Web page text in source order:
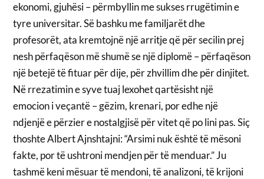
ekonomi, gjuhësi – përmbyllin me sukses rrugëtimin e
tyre universitar. Së bashku me familjarët dhe
profesorët, ata kremtojnë një arritje që për secilin prej
nesh përfaqëson më shumë se një diplomë – përfaqëson
një betejë të fituar për dije, për zhvillim dhe për dinjitet.
Në rrezatimin e syve tuaj lexohet qartësisht një
emocion i veçantë – gëzim, krenari, por edhe një
ndjenjë e përzier e nostalgjisë për vitet që po lini pas. Siç
thoshte Albert Ajnshtajni: “Arsimi nuk është të mësoni
fakte, por të ushtroni mendjen për të menduar.” Ju
tashmë keni mësuar të mendoni, të analizoni, të krijoni